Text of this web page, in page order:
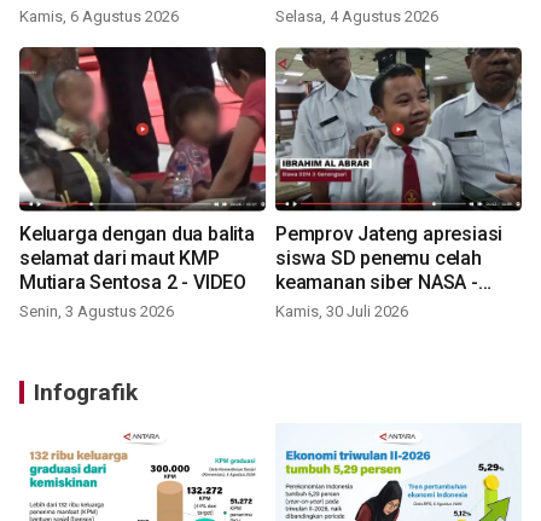
Kamis, 6 Agustus 2026 Selasa, 4 Agustus 2026
Keluarga dengan dua balita
selamat dari maut KMP
Mutiara Sentosa 2 - VIDEO
Senin, 3 Agustus 2026
Pemprov Jateng apresiasi
siswa SD penemu celah
keamanan siber NASA -
VIDEO
Kamis, 30 Juli 2026
Infografik